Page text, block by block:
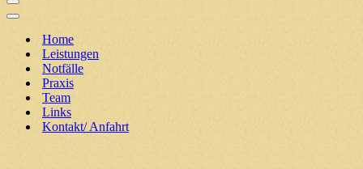
Navigationsmenü
Navigationsmenü
Home
Leistungen
Notfälle
Praxis
Team
Links
Kontakt/ Anfahrt